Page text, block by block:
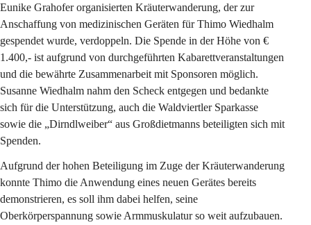
Eunike Grahofer organisierten Kräuterwanderung, der zur
Anschaffung von medizinischen Geräten für Thimo Wiedhalm
gespendet wurde, verdoppeln. Die Spende in der Höhe von €
1.400,- ist aufgrund von durchgeführten Kabarettveranstaltungen
und die bewährte Zusammenarbeit mit Sponsoren möglich.
Susanne Wiedhalm nahm den Scheck entgegen und bedankte
sich für die Unterstützung, auch die Waldviertler Sparkasse
sowie die „Dirndlweiber“ aus Großdietmanns beteiligten sich mit
Spenden.
Aufgrund der hohen Beteiligung im Zuge der Kräuterwanderung
konnte Thimo die Anwendung eines neuen Gerätes bereits
demonstrieren, es soll ihm dabei helfen, seine
Oberkörperspannung sowie Armmuskulatur so weit aufzubauen.